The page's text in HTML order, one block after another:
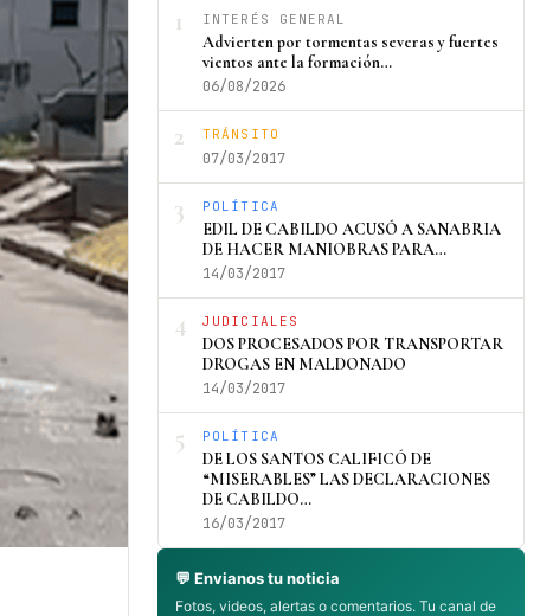
1 INTERÉS GENERAL
Advierten por tormentas severas y fuertes
vientos ante la formación…
06/08/2026
2 TRÁNSITO
07/03/2017
3 POLÍTICA
EDIL DE CABILDO ACUSÓ A SANABRIA
DE HACER MANIOBRAS PARA…
14/03/2017
4 JUDICIALES
DOS PROCESADOS POR TRANSPORTAR
DROGAS EN MALDONADO
14/03/2017
5 POLÍTICA
DE LOS SANTOS CALIFICÓ DE
“MISERABLES” LAS DECLARACIONES
DE CABILDO…
16/03/2017
💬 Envianos tu noticia
Fotos, videos, alertas o comentarios. Tu canal de